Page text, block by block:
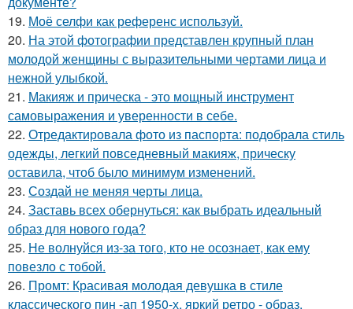
19. Моё селфи как референс используй.
20. На этой фотографии представлен крупный план
молодой женщины с выразительными чертами лица и
нежной улыбкой.
21. Макияж и прическа - это мощный инструмент
самовыражения и уверенности в себе.
22. Отредактировала фото из паспорта: подобрала стиль
одежды, легкий повседневный макияж, прическу
оставила, чтоб было минимум изменений.
23. Создай не меняя черты лица.
24. Заставь всех обернуться: как выбрать идеальный
образ для нового года?
25. Не волнуйся из-за того, кто не осознает, как ему
повезло с тобой.
26. Промт: Красивая молодая девушка в стиле
классического пин -ап 1950-х, яркий ретро - образ.